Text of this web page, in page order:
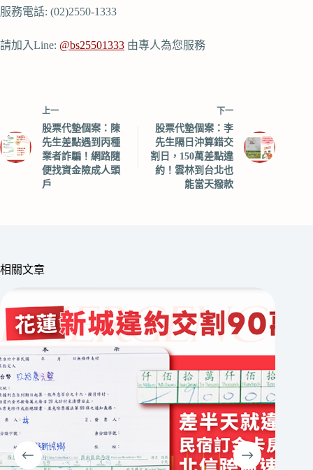
服務電話: (02)2550-1333
請加入Line: @bs25501333 由專人為您服務
上一
股票代墊個案：陳
先生差點遇到丙種
業者詐騙！網路隨
便找資金險成人頭
戶
下一
股票代墊個案：李
先生隔日沖算錯交
割日，150萬差點違
約！雲林到台北也
能當天撥款
相關文章